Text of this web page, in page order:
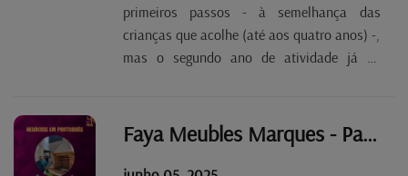
primeiros passos - à semelhança das
crianças que acolhe (até aos quatro anos) -,
mas o segundo ano de atividade já se
adotado passa por respeitar o
desenvolvimento único de cada...
Faya Meubles Marques - Paulo Marques Tp. 2 Ep. 76